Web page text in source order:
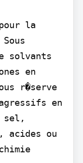
la
solvants
en
r�serve
en
sel,
acides ou